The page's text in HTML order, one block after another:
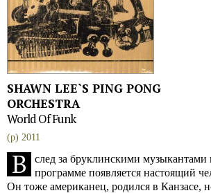
SHAWN LEE`S PING PONG
ORCHESTRA
World Of Funk
(p) 2011
В
след за бруклинскими музыкантами
программе появляется настоящий
Он тоже американец, родился в Канзасе,